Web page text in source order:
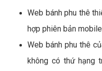
Web bánh phu thê
hợp phiên bản
Web bánh phu thê
không có thứ hạng